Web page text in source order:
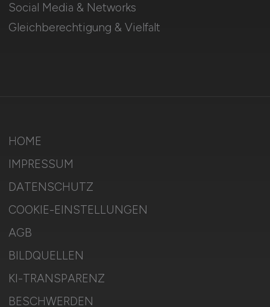
Social Media & Networks
Gleichberechtigung & Vielfalt
HOME
IMPRESSUM
DATENSCHUTZ
COOKIE-EINSTELLUNGEN
AGB
BILDQUELLEN
KI-TRANSPARENZ
BESCHWERDEN